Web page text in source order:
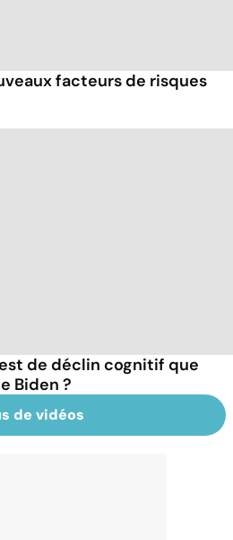
facteurs de risques
de déclin cognitif que
Biden ?
de vidéos